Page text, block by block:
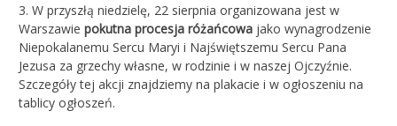
3. W przyszłą niedzielę, 22 sierpnia organizowana jest w
Warszawie pokutna procesja różańcowa jako wynagrodzenie
Niepokalanemu Sercu Maryi i Najświętszemu Sercu Pana
Jezusa za grzechy własne, w rodzinie i w naszej Ojczyźnie.
Szczegóły tej akcji znajdziemy na plakacie i w ogłoszeniu na
tablicy ogłoszeń.